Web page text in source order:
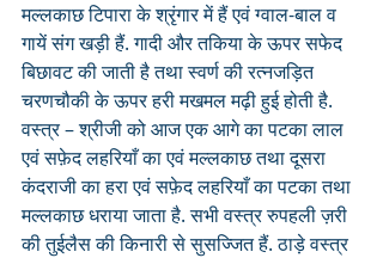
मल्लकाछ टिपारा के श्रृंगार में हैं एवं ग्वाल-बाल व
गायें संग खड़ी हैं. गादी और तकिया के ऊपर सफेद
बिछावट की जाती है तथा स्वर्ण की रत्नजड़ित
चरणचौकी के ऊपर हरी मखमल मढ़ी हुई होती है.
वस्त्र – श्रीजी को आज एक आगे का पटका लाल
एवं सफ़ेद लहरियाँ का एवं मल्लकाछ तथा दूसरा
कंदराजी का हरा एवं सफ़ेद लहरियाँ का पटका तथा
मल्लकाछ धराया जाता है. सभी वस्त्र रुपहली ज़री
की तुईलैस की किनारी से सुसज्जित हैं. ठाड़े वस्त्र